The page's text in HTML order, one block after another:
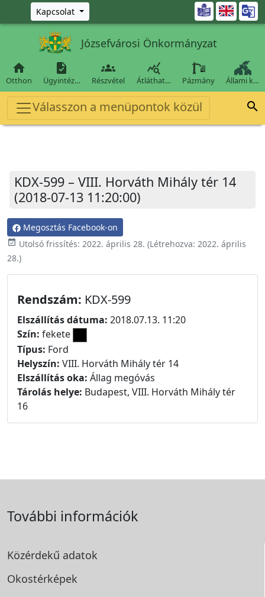
Ugrás a fő tartalomra
Kapcsolat 
Józsefvárosi Önkormányzat

Otthon

Ügyintéz…

Részvétel

Átláthat… Pázmány Állami k…
Válasszon a menüpontok közül 
KDX-599 – VIII. Horváth Mihály tér 14
(2018-07-13 11:20:00)
Megosztás Facebook-on
event_available Utolsó frissítés: 2022. április 28. (Létrehozva: 2022. április
28.)
Rendszám: KDX-599
Elszállítás dátuma: 2018.07.13. 11:20
Szín: fekete
Típus: Ford
Helyszín: VIII. Horváth Mihály tér 14
Elszállítás oka: Állag megóvás
Tárolás helye: Budapest, VIII. Horváth Mihály tér
16
További információk
Közérdekű adatok
Okostérképek